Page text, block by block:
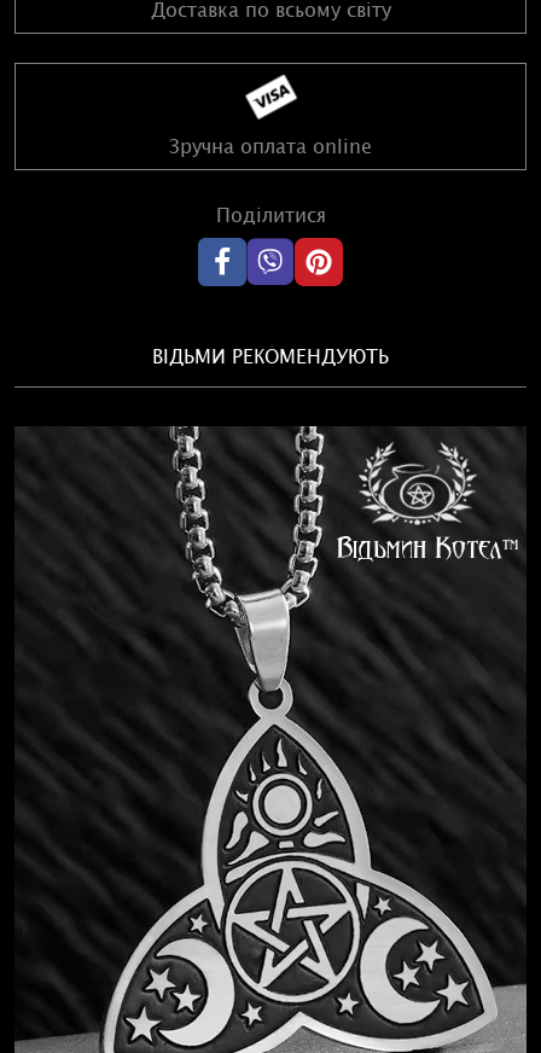
Доставка по всьому світу
Зручна оплата online
Поділитися
ВІДЬМИ РЕКОМЕНДУЮТЬ